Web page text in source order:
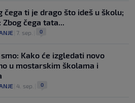
čega ti je drago što ideš u školu;
Zbog čega tata...
7. sep. 0
Kako će izgledati novo
u mostarskim školama i
4. sep. 0